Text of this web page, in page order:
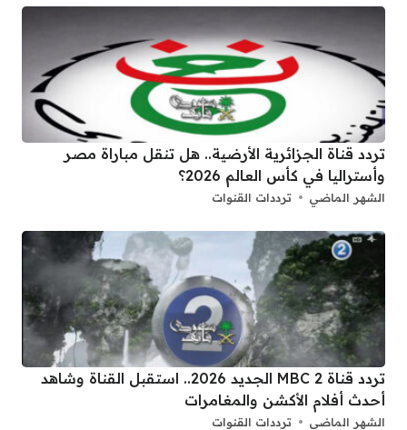
تردد قناة الجزائرية الأرضية.. هل تنقل مباراة مصر
وأستراليا في كأس العالم 2026؟
الشهر الماضي ترددات القنوات
تردد قناة 2 MBC الجديد 2026.. استقبل القناة وشاهد
أحدث أفلام الأكشن والمغامرات
الشهر الماضي ترددات القنوات